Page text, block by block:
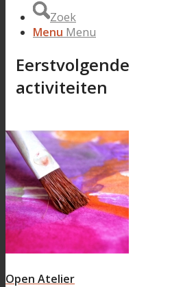
Zoek
Menu Menu
Eerstvolgende
activiteiten
Open Atelier